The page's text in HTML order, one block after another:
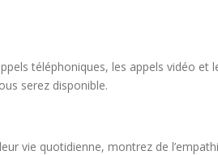
téléphoniques, les appels vidéo et
serez disponible.
vie quotidienne, montrez de